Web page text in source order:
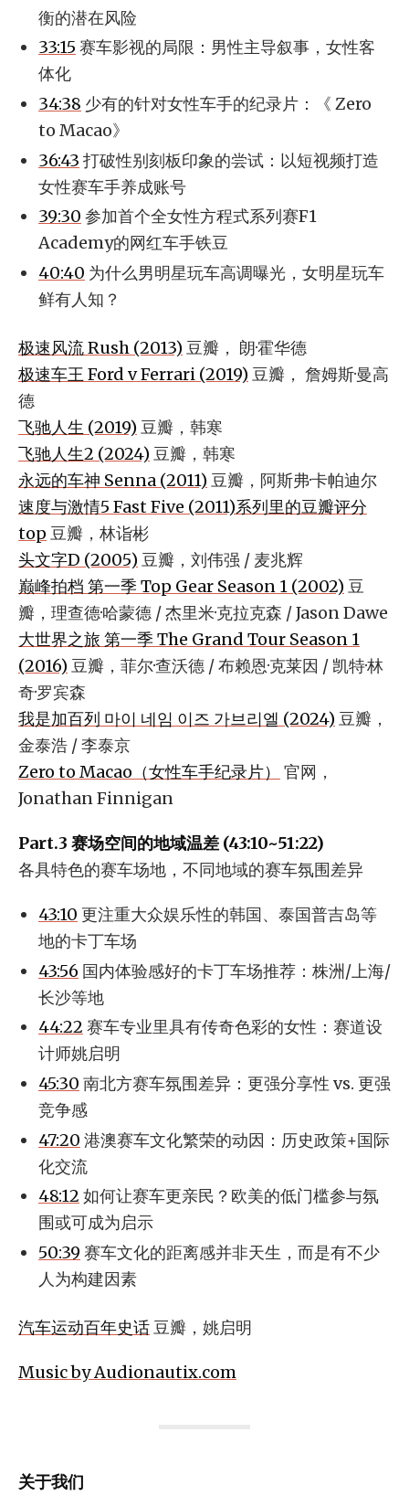
衡的潜在风险
33:15 赛车影视的局限：男性主导叙事，女性客
体化
34:38 少有的针对女性车手的纪录片：《 Zero
to Macao》
36:43 打破性别刻板印象的尝试：以短视频打造
女性赛车手养成账号
39:30 参加首个全女性方程式系列赛F1
Academy的网红车手铁豆
40:40 为什么男明星玩车高调曝光，女明星玩车
鲜有人知？
极速风流 Rush (2013) 豆瓣， 朗·霍华德
极速车王 Ford v Ferrari (2019) 豆瓣， 詹姆斯·曼高
德
飞驰人生 (2019) 豆瓣，韩寒
飞驰人生2 (2024) 豆瓣，韩寒
永远的车神 Senna (2011) 豆瓣，阿斯弗·卡帕迪尔
速度与激情5 Fast Five (2011)系列里的豆瓣评分
top 豆瓣，林诣彬
头文字D (2005) 豆瓣，刘伟强 / 麦兆辉
巅峰拍档 第一季 Top Gear Season 1 (2002) 豆
瓣，理查德·哈蒙德 / 杰里米·克拉克森 / Jason Dawe
大世界之旅 第一季 The Grand Tour Season 1
(2016) 豆瓣，菲尔·查沃德 / 布赖恩·克莱因 / 凯特·林
奇·罗宾森
我是加百列 마이 네임 이즈 가브리엘 (2024) 豆瓣，
金泰浩 / 李泰京
Zero to Macao（女性车手纪录片）
官网，
Jonathan Finnigan
Part.3 赛场空间的地域温差 (43:10~51:22)
各具特色的赛车场地，不同地域的赛车氛围差异
43:10 更注重大众娱乐性的韩国、泰国普吉岛等
地的卡丁车场
43:56 国内体验感好的卡丁车场推荐：株洲/上海/
长沙等地
44:22 赛车专业里具有传奇色彩的女性：赛道设
计师姚启明
45:30 南北方赛车氛围差异：更强分享性 vs. 更强
竞争感
47:20 港澳赛车文化繁荣的动因：历史政策+国际
化交流
48:12 如何让赛车更亲民？欧美的低门槛参与氛
围或可成为启示
50:39 赛车文化的距离感并非天生，而是有不少
人为构建因素
汽车运动百年史话豆瓣，姚启明
Music by Audionautix.com
关于我们